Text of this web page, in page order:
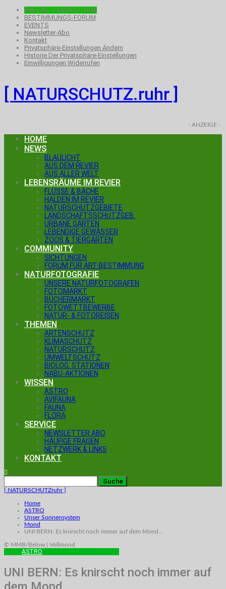
FREITAG, 7.AUGUST 2026
BESTIMMUNGS-FORUM
EVENTS
Newsletter-Abo
Kontakt
Privatsphäre-Einstellungen Ändern
Historie Der Privatsphäre-Einstellungen
Einwilligungen Widerrufen
[ NATURSCHUTZ.ruhr ]
- ANZEIGE -
HOME
NEWS
BLAULICHT
AUS DEM REVIER
AUS ALLER WELT
LEBENSRÄUME IM REVIER
FLÜSSE & BÄCHE
HALDEN IM REVIER
NATURSCHUTZGEBIETE
LANDSCHAFTSSCHUTZGEB.
URBANE GÄRTEN
LEBENDIGE GEWÄSSER
ZOOS & TIERGÄRTEN
COMMUNITY
SICHTUNGEN
FORUM FÜR ART-BESTIMMUNG
NATURFOTOGRAFIE
UNSERE NATURFOTOGRAFEN
FOTOMARKT
BÜCHERMARKT
FOTOWETTBEWERBE
NATUR- & FOTOREISEN
THEMEN
ARTENSCHUTZ
KLIMASCHUTZ
NATURSCHUTZ
UMWELTSCHUTZ
BIOLOG. STATIONEN
NABU-AKTIONEN
WISSEN
ASTRO
AVIFAUNA
FAUNA
FLORA
SERVICE
NEWSLETTER ABO
HÄUFIGE FRAGEN
NETZWERK & LINKS
KONTAKT
[ NATURSCHUTZruhr ]
Home
ASTRO
Unser Sonnensystem
Mond
UNI BERN: Es knirscht noch immer auf dem Mond…
© MMB/Below | Vollmond
ASTRO
UNI BERN: Es knirscht noch immer auf